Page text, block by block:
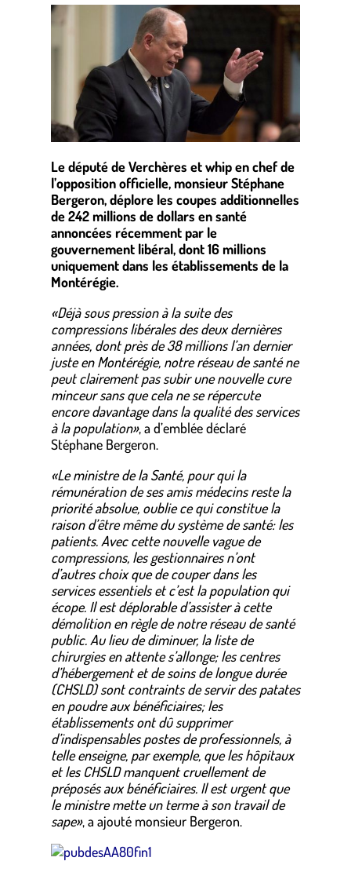
Le député de Verchères et whip en chef de
l’opposition officielle, monsieur Stéphane
Bergeron, déplore les coupes additionnelles
de 242 millions de dollars en santé
annoncées récemment par le
gouvernement libéral, dont 16 millions
uniquement dans les établissements de la
Montérégie.
«Déjà sous pression à la suite des
compressions libérales des deux dernières
années, dont près de 38 millions l’an dernier
juste en Montérégie, notre réseau de santé ne
peut clairement pas subir une nouvelle cure
minceur sans que cela ne se répercute
encore davantage dans la qualité des services
à la population», a d’emblée déclaré
Stéphane Bergeron.
«Le ministre de la Santé, pour qui la
rémunération de ses amis médecins reste la
priorité absolue, oublie ce qui constitue la
raison d’être même du système de santé: les
patients. Avec cette nouvelle vague de
compressions, les gestionnaires n’ont
d’autres choix que de couper dans les
services essentiels et c’est la population qui
écope. Il est déplorable d’assister à cette
démolition en règle de notre réseau de santé
public. Au lieu de diminuer, la liste de
chirurgies en attente s’allonge; les centres
d’hébergement et de soins de longue durée
(CHSLD) sont contraints de servir des patates
en poudre aux bénéficiaires; les
établissements ont dû supprimer
d’indispensables postes de professionnels, à
telle enseigne, par exemple, que les hôpitaux
et les CHSLD manquent cruellement de
préposés aux bénéficiaires. Il est urgent que
le ministre mette un terme à son travail de
sape», a ajouté monsieur Bergeron.